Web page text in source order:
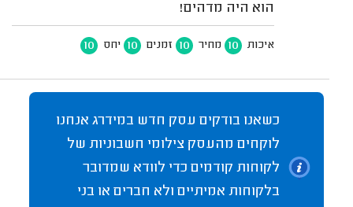
הוא היה מדהים!
איכות 10 מחיר 10 זמנים 10 יחס 10
כשאנו בודקים עסק חדש במידרג אנחנו
לוקחים מהעסק צילומי חשבוניות של
לקוחות קודמים כדי לוודא שמדובר
בלקוחות אמיתיים ולא חברים או בני